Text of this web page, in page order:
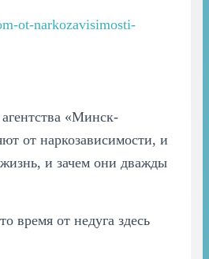
ot-narkozavisimosti-
«Минск-
от наркозависимости, и
и зачем они дважды
время от недуга здесь